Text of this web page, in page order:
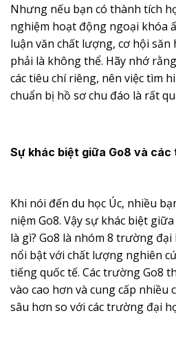
Nhưng nếu bạn có thành tích
nghiệm hoạt động ngoại khóa
luận văn chất lượng, cơ hội
phải là không thể. Hãy nhớ
các tiêu chí riêng, nên việc tìm
chuẩn bị hồ sơ chu đáo là rất
Sự khác biệt giữa Go8 và
Khi nói đến du học Úc, nhiều
niệm Go8. Vậy sự khác biệt
là gì? Go8 là nhóm 8 trường
nổi bật với chất lượng nghiên
tiếng quốc tế. Các trường Go8
vào cao hơn và cung cấp nhiều
sâu hơn so với các trường đại